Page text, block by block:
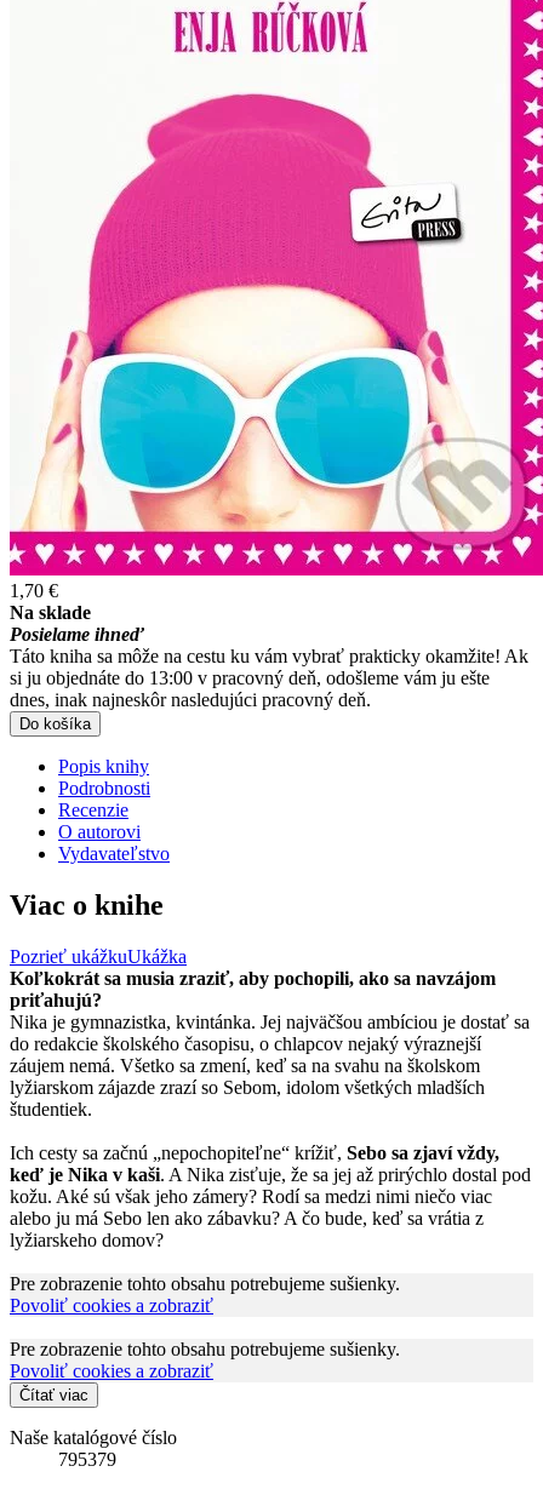
1,70 €
Na sklade
Posielame ihneď
Táto kniha sa môže na cestu ku vám vybrať prakticky okamžite! Ak
si ju objednáte do 13:00 v pracovný deň, odošleme vám ju ešte
dnes, inak najneskôr nasledujúci pracovný deň.
Do košíka
Popis knihy
Podrobnosti
Recenzie
O autorovi
Vydavateľstvo
Viac o knihe
Pozrieť ukážkuUkážka
Koľkokrát sa musia zraziť, aby pochopili, ako sa navzájom
priťahujú?
Nika je gymnazistka, kvintánka. Jej najväčšou ambíciou je dostať sa
do redakcie školského časopisu, o chlapcov nejaký výraznejší
záujem nemá. Všetko sa zmení, keď sa na svahu na školskom
lyžiarskom zájazde zrazí so Sebom, idolom všetkých mladších
študentiek.
Ich cesty sa začnú „nepochopiteľne“ krížiť, Sebo sa zjaví vždy,
keď je Nika v kaši. A Nika zisťuje, že sa jej až prirýchlo dostal pod
kožu. Aké sú však jeho zámery? Rodí sa medzi nimi niečo viac
alebo ju má Sebo len ako zábavku? A čo bude, keď sa vrátia z
lyžiarskeho domov?
Pre zobrazenie tohto obsahu potrebujeme sušienky.
Povoliť cookies a zobraziť
Pre zobrazenie tohto obsahu potrebujeme sušienky.
Povoliť cookies a zobraziť
Čítať viac
Naše katalógové číslo
795379